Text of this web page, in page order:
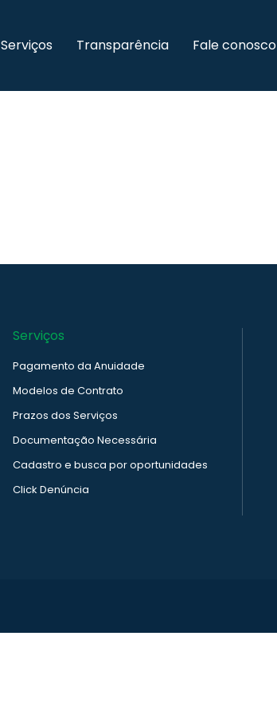
Serviços Transparência Fale conosco
Serviços
Pagamento da Anuidade
Modelos de Contrato
Prazos dos Serviços
Documentação Necessária
Cadastro e busca por oportunidades
Click Denúncia